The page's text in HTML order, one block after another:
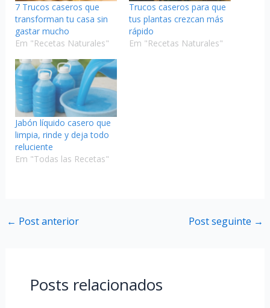
7 Trucos caseros que
transforman tu casa sin
gastar mucho
Em "Recetas Naturales"
Trucos caseros para que
tus plantas crezcan más
rápido
Em "Recetas Naturales"
Jabón líquido casero que
limpia, rinde y deja todo
reluciente
Em "Todas las Recetas"
← Post anterior Post seguinte →
Posts relacionados